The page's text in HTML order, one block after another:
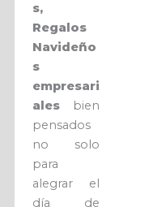
s,
Regalos
Navideño
s
empresari
alesbien
pensados
no solo
para
alegrar el
día de